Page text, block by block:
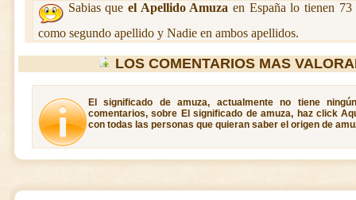
Sabias que el Apellido Amuza en España lo tienen
como segundo apellido y Nadie en ambos apellidos.
LOS COMENTARIOS MAS
El significado de amuza, actualmente no tiene
comentarios, sobre El significado de amuza, haz click
con todas las personas que quieran saber el origen de